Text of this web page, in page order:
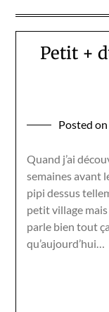
Petit +
Posted on
Quand j’ai
semaines avant
pipi dessus
petit village
parle bien tout
qu’aujourd’hui…